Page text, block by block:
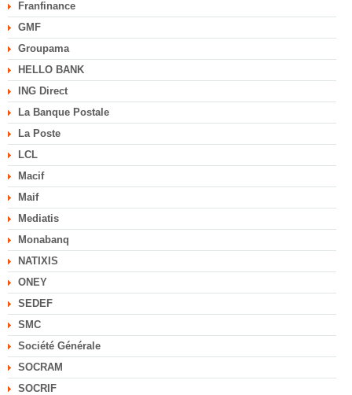
Franfinance
GMF
Groupama
HELLO BANK
ING Direct
La Banque Postale
La Poste
LCL
Macif
Maif
Mediatis
Monabanq
NATIXIS
ONEY
SEDEF
SMC
Société Générale
SOCRAM
SOCRIF